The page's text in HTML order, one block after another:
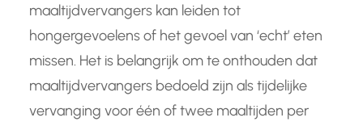
maaltijdvervangers kan leiden tot
hongergevoelens of het gevoel van ‘echt’ eten
missen. Het is belangrijk om te onthouden dat
maaltijdvervangers bedoeld zijn als tijdelijke
vervanging voor één of twee maaltijden per